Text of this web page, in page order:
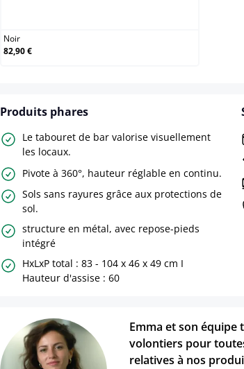
Noir
82,90 €
Produits phares
Le tabouret de bar valorise visuellement
les locaux.
Pivote à 360°, hauteur réglable en continu.
Sols sans rayures grâce aux protections de
sol.
structure en métal, avec repose-pieds
intégré
HxLxP total : 83 - 104 x 46 x 49 cm I
Hauteur d'assise : 60
Emma et son équipe
volontiers pour
relatives à nos